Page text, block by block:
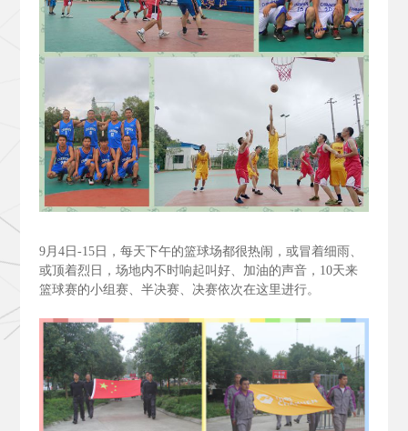
9月4日-15日，每天下午的篮球场都很热闹，或冒着细雨、
或顶着烈日，场地内不时响起叫好、加油的声音，10天来
篮球赛的小组赛、半决赛、决赛依次在这里进行。